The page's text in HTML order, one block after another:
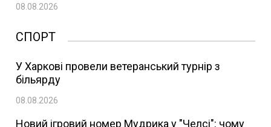
08.08.2026
СПОРТ
У Харкові провели ветеранський турнір з
більярду
08.08.2026
Новий ігровий номер Мудрика у "Челсі": чому